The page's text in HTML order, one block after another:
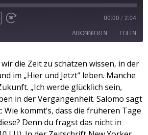
00:00 / 2:04
ABONNIEREN TEILEN
Spotify
die Zeit zu schätzen wissen, in der
im „Hier und Jetzt“ leben. Manche
„Ich werde glücklich sein,
in der Vergangenheit. Salomo sagt
Wie kommt’s, dass die früheren Tage
Denn du fragst das nicht in